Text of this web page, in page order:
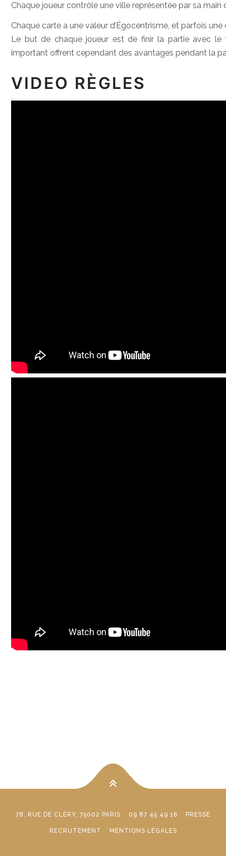
Chaque joueur contrôle une ville représentée par sa main
Chaque carte a une valeur d’Égocentrisme, et parfois
Le but de chaque joueur est de finir la partie avec le
important offrent cependant des avantages pendant la
VIDEO RÈGLES
78, RUE DE CLÉRY, 75002 PARIS 09 87 45 49 16 PRESSE
RECRUTEMENT MENTIONS LÉGALES